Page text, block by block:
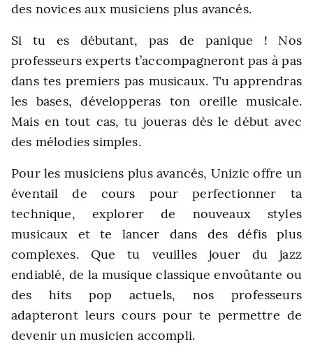
des novices aux musiciens plus avancés.
Si tu es débutant, pas de panique ! Nos
professeurs experts t’accompagneront pas à pas
dans tes premiers pas musicaux. Tu apprendras
les bases, développeras ton oreille musicale.
Mais en tout cas, tu joueras dès le début avec
des mélodies simples.
Pour les musiciens plus avancés, Unizic offre un
éventail de cours pour perfectionner ta
technique, explorer de nouveaux styles
musicaux et te lancer dans des défis plus
complexes. Que tu veuilles jouer du jazz
endiablé, de la musique classique envoûtante ou
des hits pop actuels, nos professeurs
adapteront leurs cours pour te permettre de
devenir un musicien accompli.